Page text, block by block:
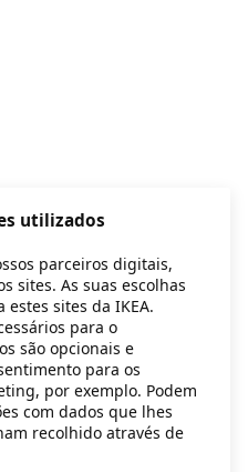
has occurred
utilizados
parceiros digitais,
sites. As suas escolhas
estes sites da IKEA.
para o
são opcionais e
para os
por exemplo. Podem
com dados que lhes
recolhido através de